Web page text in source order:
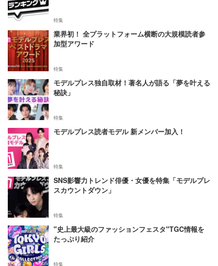
特集
業界初！ 全プラットフォーム横断の大規模読者参
加型アワード
特集
モデルプレス独自取材！著名人が語る「夢を叶える
秘訣」
特集
モデルプレス読者モデル 新メンバー加入！
特集
SNS影響力トレンド俳優・女優を特集「モデルプレ
スカウントダウン」
特集
"史上最大級のファッションフェスタ"TGC情報を
たっぷり紹介
特集